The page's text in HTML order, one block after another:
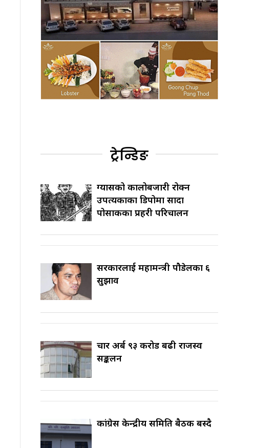
ट्रेन्डिङ
ग्यासको कालोबजारी रोक्न
उपत्यकाका डिपोमा सादा
पोसाकका प्रहरी परिचालन
सरकारलाई महामन्त्री पौडेलका ६
सुझाव
चार अर्ब ९३ करोड बढी राजस्व
सङ्कलन
कांग्रेस केन्द्रीय समिति बैठक बस्दै